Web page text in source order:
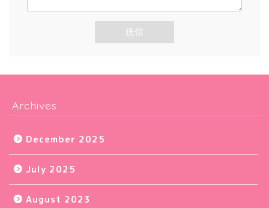
Archives
December 2025
July 2025
August 2023